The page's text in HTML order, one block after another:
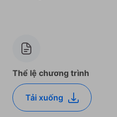
Thể lệ chương trình
Tải xuống